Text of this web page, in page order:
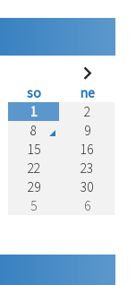
so
ne
1
2
8
9
15
16
22
23
29
30
5 6